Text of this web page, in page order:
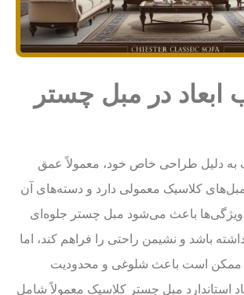
ابعاد در مبل چستر
دلیل طراحی خاص خود، معمولاً عمق
کلاسیک معمولی دارد و دسته‌های آن
باعث می‌شود مبل چستر جلوه‌ای
باشد و نشیمن راحتی را فراهم کند، اما
است باعث شلوغی و محدودیت
استاندارد مبل چستر کلاسیک معمولاً شامل